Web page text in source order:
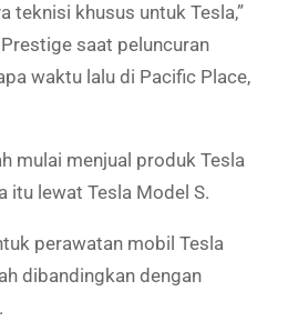
teknisi khusus untuk Tesla,”
Prestige saat peluncuran
waktu lalu di Pacific Place,
mulai menjual produk Tesla
itu lewat Tesla Model S.
perawatan mobil Tesla
dibandingkan dengan